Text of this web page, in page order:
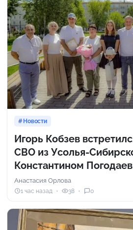
Новости
Игорь Кобзев
СВО из Усолья-
Константином
Анастасия Орлова
1 час назад 38 0